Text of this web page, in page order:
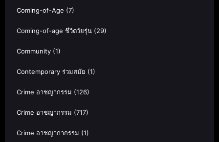
Coming-of-Age (7)
Coming-of-age ชีวิตวัยรุ่น (29)
Community (1)
Contemporary ร่วมสมัย (1)
Crime อาชญากรรม (126)
Crime อาชญากรรม (717)
Crime อาชญากากรรม (1)